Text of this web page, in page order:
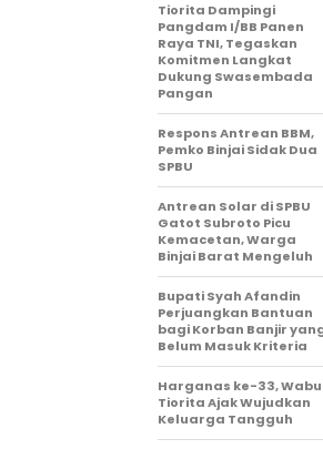
Tiorita Dampingi
Pangdam I/BB Panen
Raya TNI, Tegaskan
Komitmen Langkat
Dukung Swasembada
Pangan
Respons Antrean BBM,
Pemko Binjai Sidak Dua
SPBU
Antrean Solar di SPBU
Gatot Subroto Picu
Kemacetan, Warga
Binjai Barat Mengeluh
Bupati Syah Afandin
Perjuangkan Bantuan
bagi Korban Banjir
Belum Masuk Kriteria
Harganas ke-33,
Tiorita Ajak Wujudkan
Keluarga Tangguh